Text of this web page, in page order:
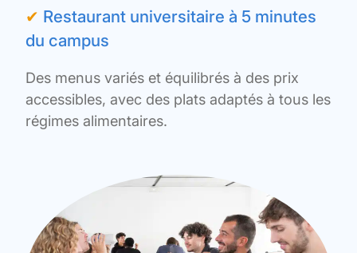
✔ Restaurant universitaire à 5 minutes
du campus
Des menus variés et équilibrés à des prix
accessibles, avec des plats adaptés à tous les
régimes alimentaires.